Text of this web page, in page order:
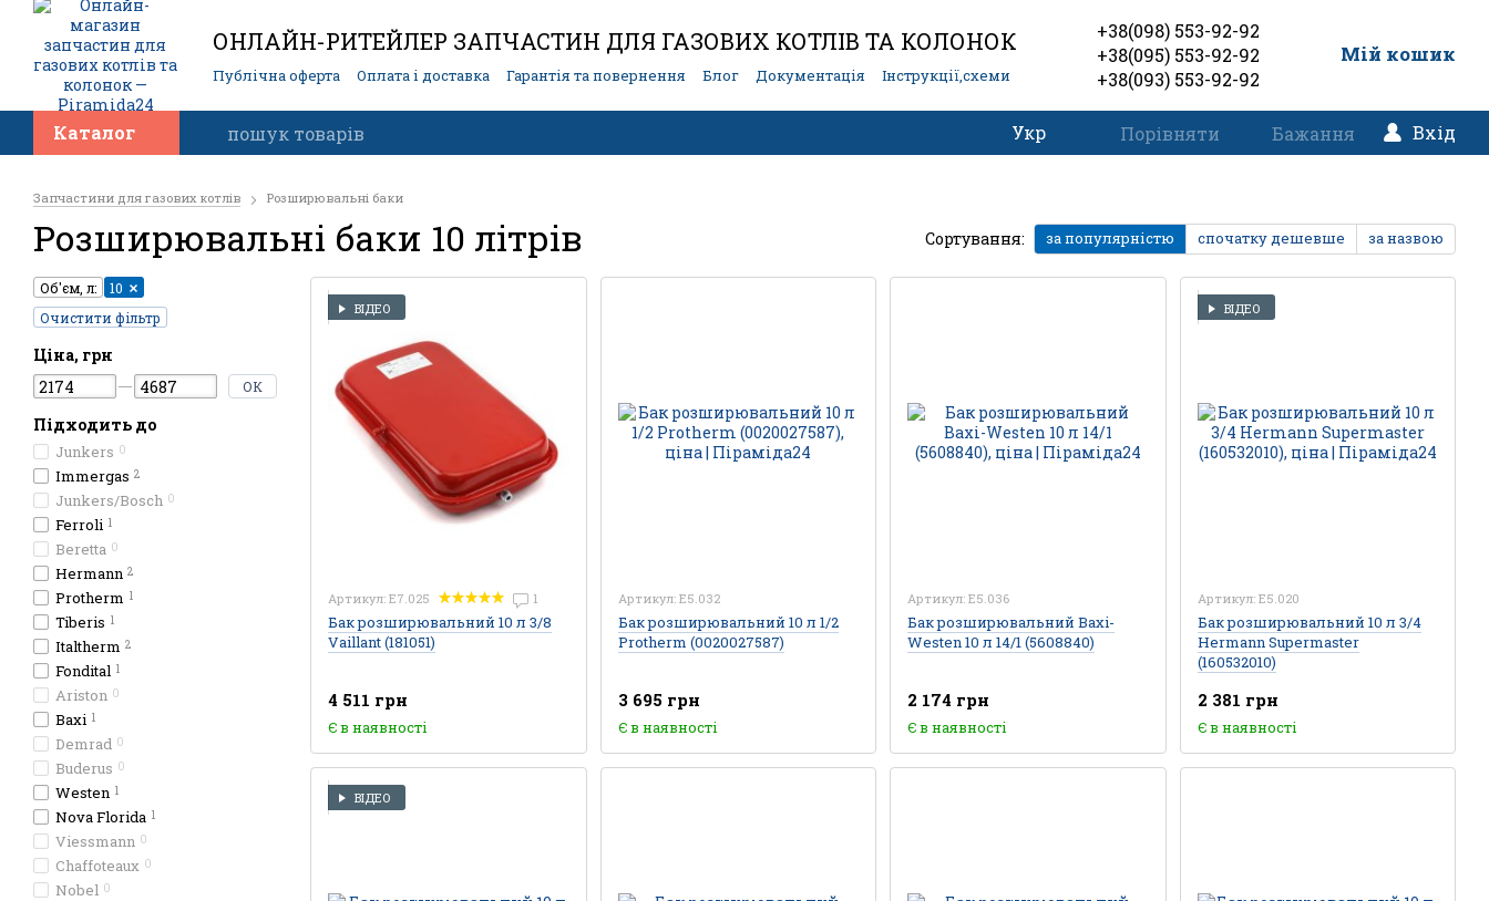
ОНЛАЙН-РИТЕЙЛЕР ЗАПЧАСТИН ДЛЯ ГАЗОВИХ КОТЛІВ ТА КОЛОНОК
Публічна оферта Оплата і доставка Гарантія та повернення Блог Документація
Інструкції,схеми
+38(098) 553-92-92
+38(095) 553-92-92
+38(093) 553-92-92
Мій кошик
Каталог Укр Порівняти Бажання Вхід
Запчастини для газових котлів Розширювальні баки
Розширювальні баки 10 літрів Сортування: за популярністю спочатку дешевше за назвою
ВІДЕО
Артикул: E7.025 1
Бак розширювальний 10 л 3/8
Vaillant (181051)
4 511 грн
Є в наявності
Артикул: E5.032
Бак розширювальний 10 л 1/2
Protherm (0020027587)
3 695 грн
Є в наявності
Артикул: E5.036
Бак розширювальний Baxi-
Westen 10 л 14/1 (5608840)
2 174 грн
Є в наявності
ВІДЕО
Артикул: E5.020
Бак розширювальний 10 л 3/4
Hermann Supermaster
(160532010)
2 381 грн
Є в наявності
ВІДЕО
Об'єм, л:
10
Очистити фільтр
Ціна, грн
ОК
Підходить до
Junkers 0
Immergas 2
Junkers/Bosch 0
Ferroli 1
Beretta 0
Hermann 2
Protherm 1
Tiberis 1
Italtherm 2
Fondital 1
Ariston 0
Baxi 1
Demrad 0
Buderus 0
Westen 1
Nova Florida 1
Viessmann 0
Chaffoteaux 0
Nobel 0